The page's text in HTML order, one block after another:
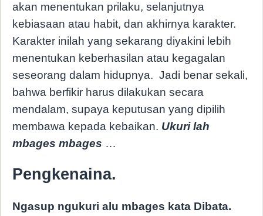
akan menentukan prilaku, selanjutnya
kebiasaan atau habit, dan akhirnya karakter.
Karakter inilah yang sekarang diyakini lebih
menentukan keberhasilan atau kegagalan
seseorang dalam hidupnya. Jadi benar sekali,
bahwa berfikir harus dilakukan secara
mendalam, supaya keputusan yang dipilih
membawa kepada kebaikan. Ukuri lah
mbages mbages …
Pengkenaina.
Ngasup ngukuri alu mbages kata Dibata.